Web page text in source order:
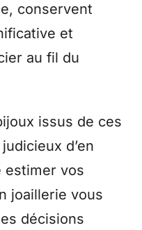
conservent
et
au fil du
issus de ces
d’en
estimer vos
joaillerie vous
décisions